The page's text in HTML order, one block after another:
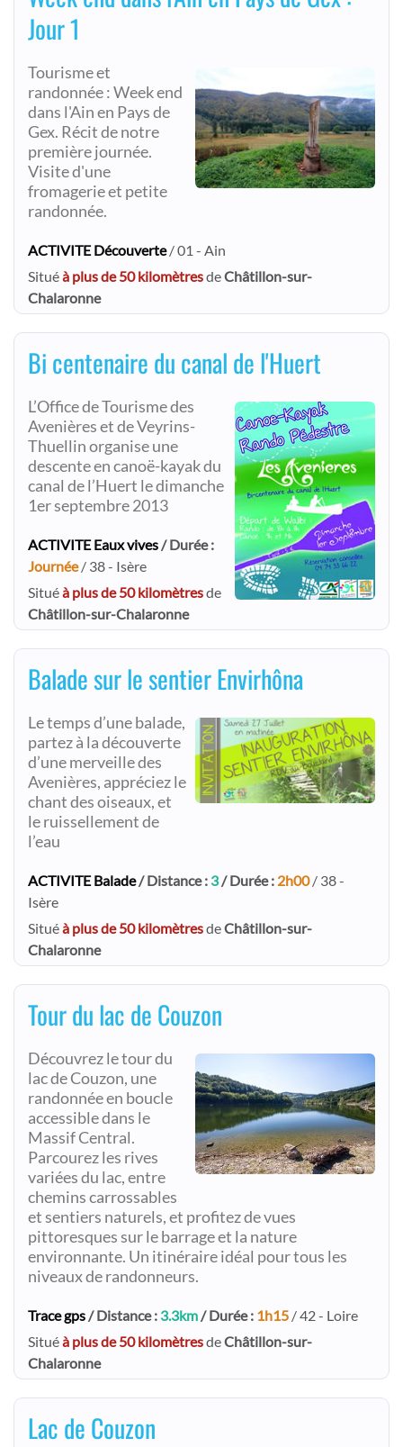
Jour 1
Tourisme et
randonnée : Week end
dans l'Ain en Pays de
Gex. Récit de notre
première journée.
Visite d'une
fromagerie et petite
randonnée.
ACTIVITE Découverte/ 01 - Ain
Situéà plus de 50 kilomètresdeChâtillon-sur-
Chalaronne
Bi centenaire du canal de l'Huert
L’Office de Tourisme des
Avenières et de Veyrins-
Thuellin organise une
descente en canoë-kayak du
canal de l’Huert le dimanche
1er septembre 2013
ACTIVITE Eaux vives/ Durée :
Journée/ 38 - Isère
Situéà plus de 50 kilomètresde
Châtillon-sur-Chalaronne
Balade sur le sentier Envirhôna
Le temps d’une balade,
partez à la découverte
d’une merveille des
Avenières, appréciez le
chant des oiseaux, et
le ruissellement de
l’eau
ACTIVITE Balade/ Distance : 3/ Durée : 2h00/ 38 -
Isère
Situéà plus de 50 kilomètresdeChâtillon-sur-
Chalaronne
Tour du lac de Couzon
Découvrez le tour du
lac de Couzon, une
randonnée en boucle
accessible dans le
Massif Central.
Parcourez les rives
variées du lac, entre
chemins carrossables
et sentiers naturels, et profitez de vues
pittoresques sur le barrage et la nature
environnante. Un itinéraire idéal pour tous les
niveaux de randonneurs.
Trace gps/ Distance : 3.3km/ Durée : 1h15 / 42 - Loire
Situéà plus de 50 kilomètresdeChâtillon-sur-
Chalaronne
Lac de Couzon